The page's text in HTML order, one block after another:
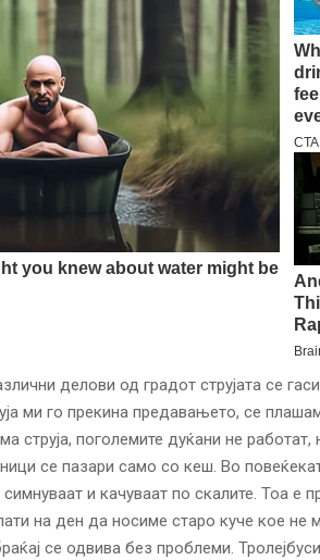
делови од градот струјата се
ми го прекина предавањето, се
струја, поголемите дуќани не работат,
се пазари само со кеш. Во
и качуваат по скалите. Тоа е
на ден да носиме старо куче кое
се одвива без проблеми.